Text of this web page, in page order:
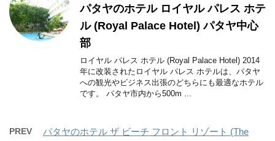
パタヤのホテル ロイヤル パレス ホテ
ル (Royal Palace Hotel) パタヤ中心
部
ロイヤル パレス ホテル (Royal Palace Hotel) 2014
年に改装されたロイヤル パレス ホテルは、パタヤ
への観光やビジネス出張のどちらにも最適なホテル
です。 パタヤ市内から500m ...
PREV
パタヤのホテル ザ ビーチ フロント リゾート (The